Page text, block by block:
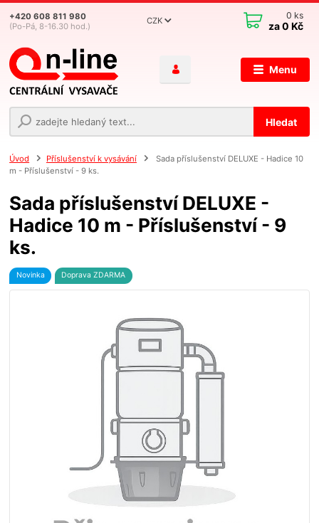
Menu
CZK
Hledat
+420 608 811 980
(Po-Pá, 8-16.30 hod.)
0 ks
za0 Kč
Úvod Příslušenství k vysávání
Sada příslušenství DELUXE - Hadice 10
m - Příslušenství - 9 ks.
Sada příslušenství DELUXE -
Hadice 10 m - Příslušenství - 9
ks.
Novinka Doprava ZDARMA